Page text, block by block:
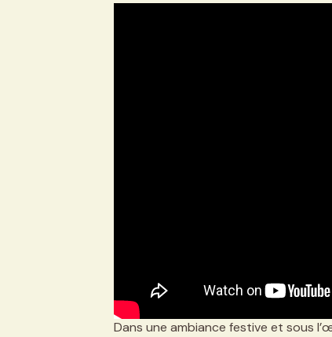
Dans une ambiance festive et sous